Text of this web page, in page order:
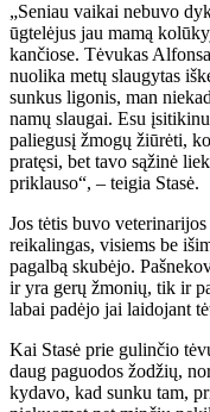
„Se­niau vai­kai ne­bu­vo
ūg­te­lė­jus jau ma­mą
kan­čio­se. Tė­vu­kas
nuo­li­ka me­tų slau­gy­tas
sun­kus li­go­nis, man
na­mų slau­gai. Esu
pa­lie­gu­sį žmo­gų žiū­rė­ti,
pra­tę­si, bet ta­vo są­ži­nė
pri­klau­so“, – tei­gia Sta­sė.
Jos tė­tis bu­vo
rei­ka­lin­gas, vi­siems be
pa­gal­bą sku­bė­jo.
ir yra ge­rų žmo­nių, tik ir
la­bai pa­dė­jo jai lai­do­jant
Kai Sta­sė prie gu­lin­čio
daug pa­guo­dos žo­džių,
ky­da­vo, kad sun­ku tam,